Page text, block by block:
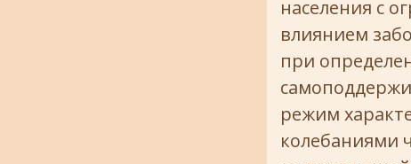
населения с
влиянием
при
режим
колебаниями